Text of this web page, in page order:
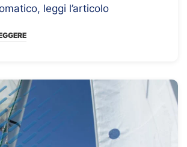
leggi l’articolo